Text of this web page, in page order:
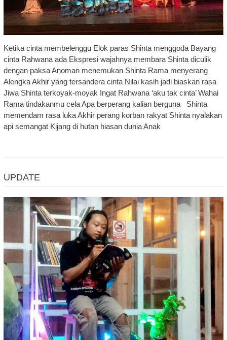
Ketika cinta membelenggu Elok paras Shinta menggoda Bayang
cinta Rahwana ada Ekspresi wajahnya membara Shinta diculik
dengan paksa Anoman menemukan Shinta Rama menyerang
Alengka Akhir yang tersandera cinta Nilai kasih jadi biaskan rasa
Jiwa Shinta terkoyak-moyak Ingat Rahwana ‘aku tak cinta’ Wahai
Rama tindakanmu cela Apa berperang kalian berguna Shinta
memendam rasa luka Akhir perang korban rakyat Shinta nyalakan
api semangat Kijang di hutan hiasan dunia Anak
UPDATE